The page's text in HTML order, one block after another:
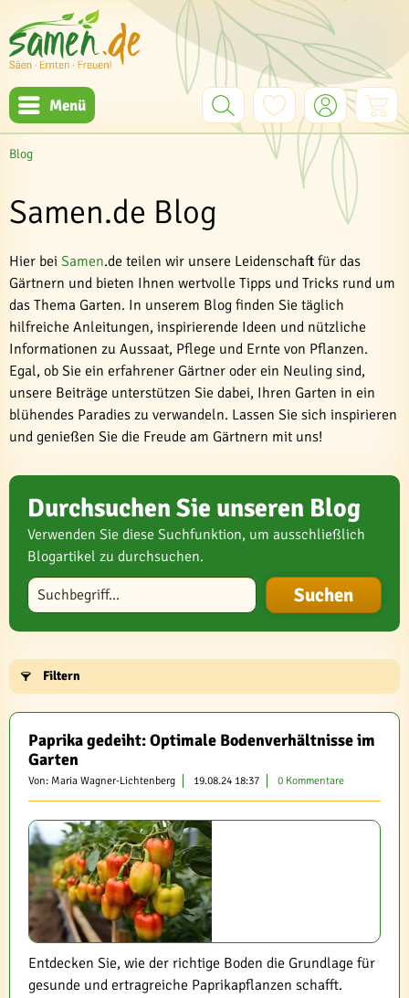
Menü
Blog
Samen.de Blog
Hier bei Samen.de teilen wir unsere Leidenschaft für das
Gärtnern und bieten Ihnen wertvolle Tipps und Tricks rund um
das Thema Garten. In unserem Blog finden Sie täglich
hilfreiche Anleitungen, inspirierende Ideen und nützliche
Informationen zu Aussaat, Pflege und Ernte von Pflanzen.
Egal, ob Sie ein erfahrener Gärtner oder ein Neuling sind,
unsere Beiträge unterstützen Sie dabei, Ihren Garten in ein
blühendes Paradies zu verwandeln. Lassen Sie sich inspirieren
und genießen Sie die Freude am Gärtnern mit uns!
Durchsuchen Sie unseren Blog
Verwenden Sie diese Suchfunktion, um ausschließlich
Blogartikel zu durchsuchen.
Blog durchsuchen
Filtern
Paprika gedeiht: Optimale Bodenverhältnisse im
Garten
Von: Maria Wagner-Lichtenberg 19.08.24 18:37 0 Kommentare
Entdecken Sie, wie der richtige Boden die Grundlage für
gesunde und ertragreiche Paprikapflanzen schafft.